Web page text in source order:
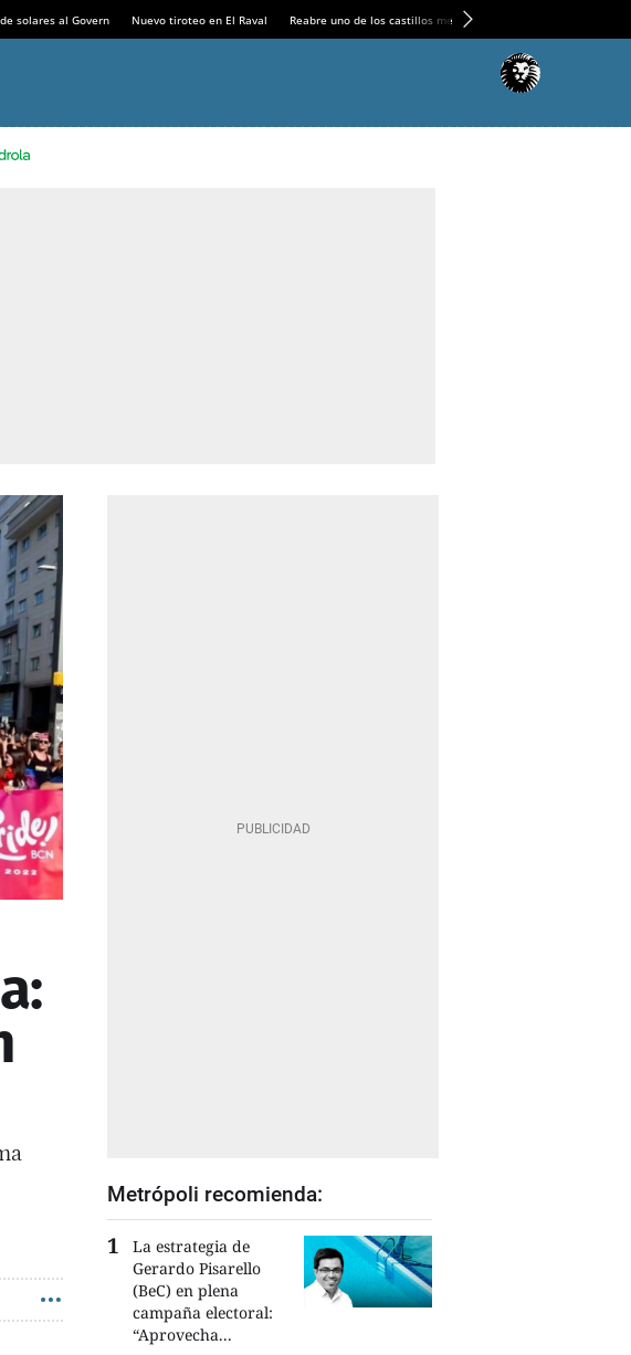
solares al Govern Nuevo tiroteo en El Raval Reabre uno de los castillos medievales más espectaculares
Metrópoli recomienda:
La estrategia de
Gerardo Pisarello
(BeC) en plena
campaña electoral:
“Aprovecha...